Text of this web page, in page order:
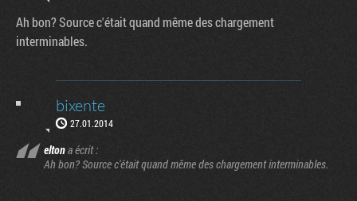
Ah bon? Source c'était quand même des chargement
interminables.
bixente
27.01.2014
eltona écrit :
Ah bon? Source c'était quand même des chargement interminables.